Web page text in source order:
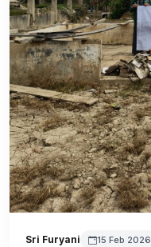
Sri Furyani 15 Feb 2026